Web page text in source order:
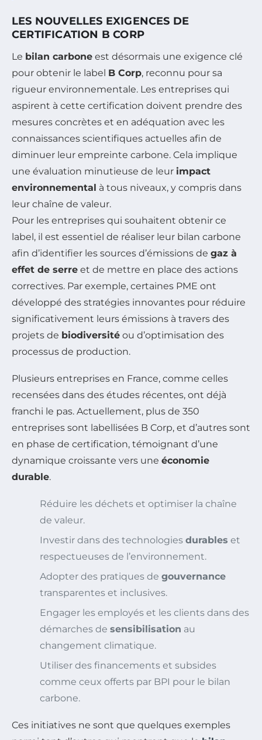
LES NOUVELLES EXIGENCES DE
CERTIFICATION B CORP
Le bilan carbone est désormais une exigence clé
pour obtenir le label B Corp, reconnu pour sa
rigueur environnementale. Les entreprises qui
aspirent à cette certification doivent prendre des
mesures concrètes et en adéquation avec les
connaissances scientifiques actuelles afin de
diminuer leur empreinte carbone. Cela implique
une évaluation minutieuse de leur impact
environnemental à tous niveaux, y compris dans
leur chaîne de valeur.
Pour les entreprises qui souhaitent obtenir ce
label, il est essentiel de réaliser leur bilan carbone
afin d’identifier les sources d’émissions de gaz à
effet de serre et de mettre en place des actions
correctives. Par exemple, certaines PME ont
développé des stratégies innovantes pour réduire
significativement leurs émissions à travers des
projets de biodiversité ou d’optimisation des
processus de production.
Plusieurs entreprises en France, comme celles
recensées dans des études récentes, ont déjà
franchi le pas. Actuellement, plus de 350
entreprises sont labellisées B Corp, et d’autres sont
en phase de certification, témoignant d’une
dynamique croissante vers une économie
durable.
Réduire les déchets et optimiser la chaîne
de valeur.
Investir dans des technologies durables et
respectueuses de l’environnement.
Adopter des pratiques de gouvernance
transparentes et inclusives.
Engager les employés et les clients dans des
démarches de sensibilisation au
changement climatique.
Utiliser des financements et subsides
comme ceux offerts par BPI pour le bilan
carbone.
Ces initiatives ne sont que quelques exemples